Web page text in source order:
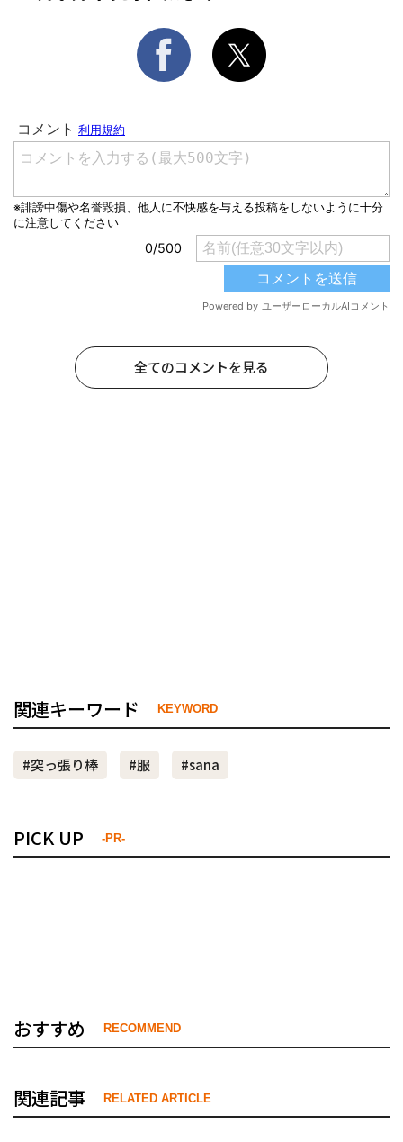
全てのコメントを見る
関連キーワード KEYWORD
#突っ張り棒 #服 #sana
PICK UP -PR-
おすすめ RECOMMEND
関連記事 RELATED ARTICLE